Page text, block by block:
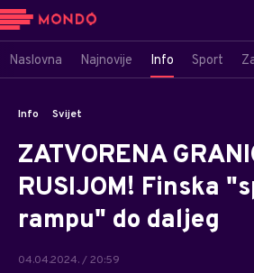
Naslovna Najnovije Info Sport
Info Svijet
ZATVORENA
RUSIJOM! Finska
rampu" do daljeg
04.04.2024. / 20:59